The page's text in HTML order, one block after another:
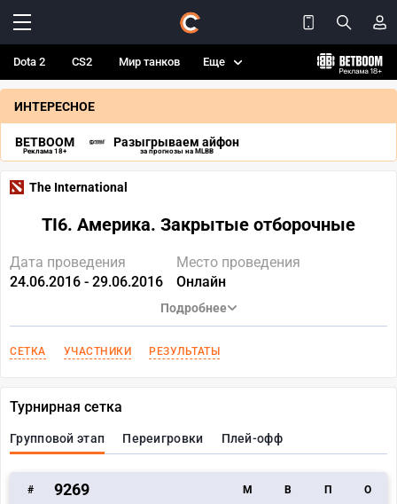
Dota 2 CS2 Мир танков Еще
ИНТЕРЕСНОЕ
BETBOOM
Реклама 18+
Разыгрываем айфон
за прогнозы на MLBB
The International
TI6. Америка. Закрытые отборочные
Дата проведения
24.06.2016 - 29.06.2016
Место проведения
Онлайн
Подробнее
СЕТКА УЧАСТНИКИ РЕЗУЛЬТАТЫ
Турнирная сетка
Групповой этап Переигровки Плей-офф
# 9269 M В П О